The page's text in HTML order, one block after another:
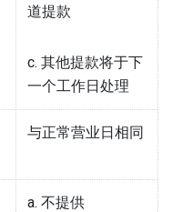
道提款
c. 其他提款将于下
一个工作日处理
与正常营业日相同
a. 不提供